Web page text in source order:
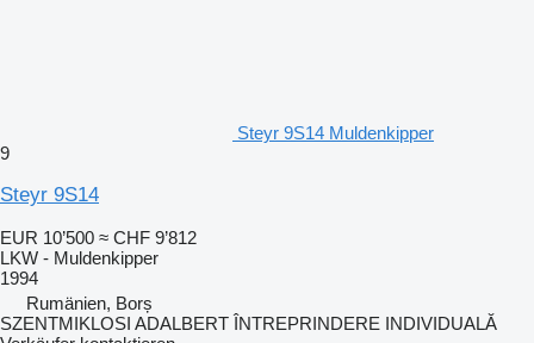
Steyr 9S14 Muldenkipper
9
Steyr 9S14
EUR 10’500 ≈ CHF 9’812
LKW - Muldenkipper
1994
Rumänien, Borș
SZENTMIKLOSI ADALBERT ÎNTREPRINDERE INDIVIDUALĂ